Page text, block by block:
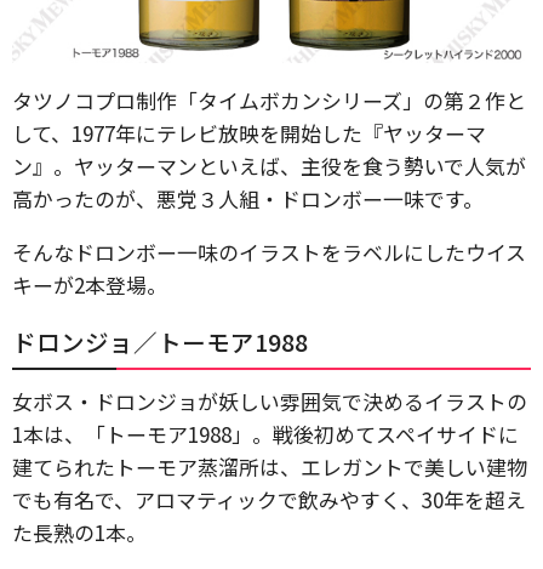
タツノコプロ制作「タイムボカンシリーズ」の第２作と
して、1977年にテレビ放映を開始した『ヤッターマ
ン』。ヤッターマンといえば、主役を食う勢いで人気が
高かったのが、悪党３人組・ドロンボー一味です。
そんなドロンボー一味のイラストをラベルにしたウイス
キーが2本登場。
ドロンジョ／トーモア1988
女ボス・ドロンジョが妖しい雰囲気で決めるイラストの
1本は、「トーモア1988」。戦後初めてスペイサイドに
建てられたトーモア蒸溜所は、エレガントで美しい建物
でも有名で、アロマティックで飲みやすく、30年を超え
た長熟の1本。